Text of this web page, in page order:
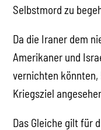
Selbstmord zu
Da die Iraner dem
Amerikaner und
vernichten
Kriegsziel
Das Gleiche gilt für